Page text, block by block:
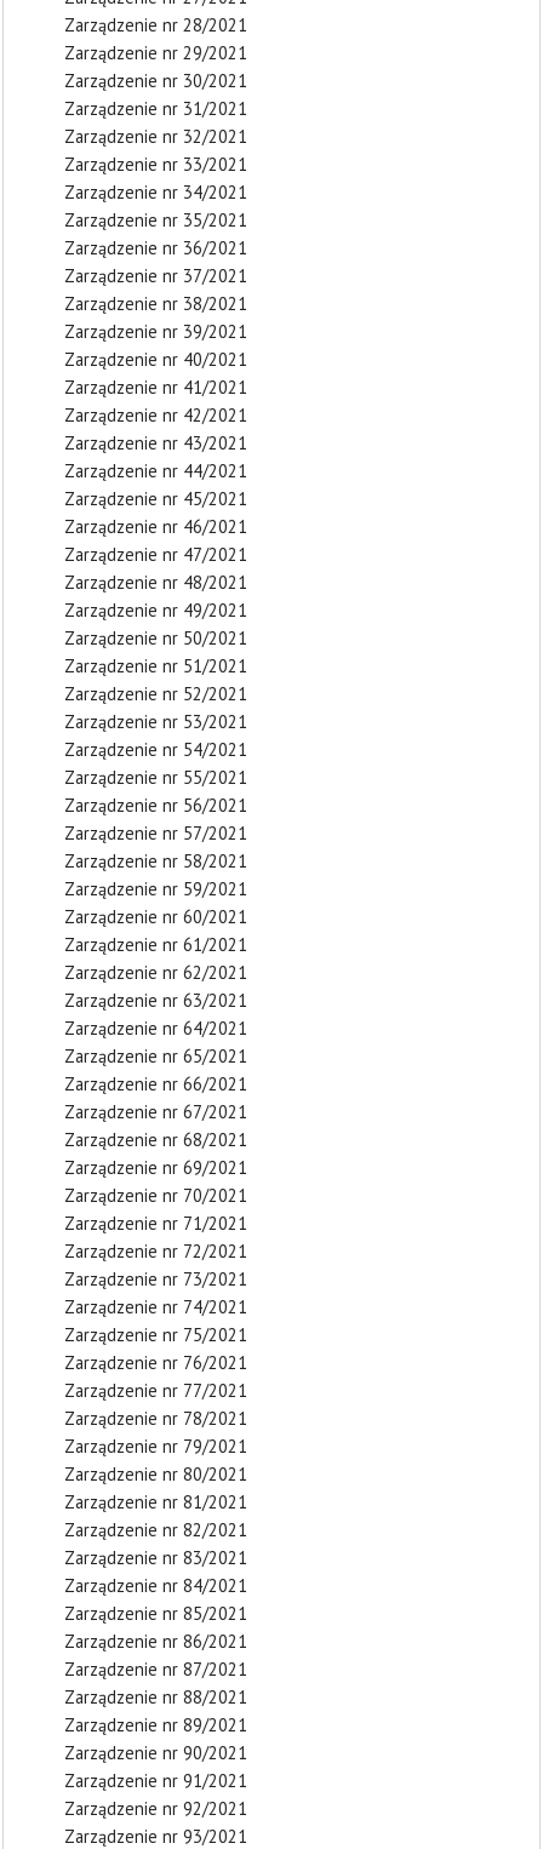
Zarządzenie nr 28/2021
Zarządzenie nr 29/2021
Zarządzenie nr 30/2021
Zarządzenie nr 31/2021
Zarządzenie nr 32/2021
Zarządzenie nr 33/2021
Zarządzenie nr 34/2021
Zarządzenie nr 35/2021
Zarządzenie nr 36/2021
Zarządzenie nr 37/2021
Zarządzenie nr 38/2021
Zarządzenie nr 39/2021
Zarządzenie nr 40/2021
Zarządzenie nr 41/2021
Zarządzenie nr 42/2021
Zarządzenie nr 43/2021
Zarządzenie nr 44/2021
Zarządzenie nr 45/2021
Zarządzenie nr 46/2021
Zarządzenie nr 47/2021
Zarządzenie nr 48/2021
Zarządzenie nr 49/2021
Zarządzenie nr 50/2021
Zarządzenie nr 51/2021
Zarządzenie nr 52/2021
Zarządzenie nr 53/2021
Zarządzenie nr 54/2021
Zarządzenie nr 55/2021
Zarządzenie nr 56/2021
Zarządzenie nr 57/2021
Zarządzenie nr 58/2021
Zarządzenie nr 59/2021
Zarządzenie nr 60/2021
Zarządzenie nr 61/2021
Zarządzenie nr 62/2021
Zarządzenie nr 63/2021
Zarządzenie nr 64/2021
Zarządzenie nr 65/2021
Zarządzenie nr 66/2021
Zarządzenie nr 67/2021
Zarządzenie nr 68/2021
Zarządzenie nr 69/2021
Zarządzenie nr 70/2021
Zarządzenie nr 71/2021
Zarządzenie nr 72/2021
Zarządzenie nr 73/2021
Zarządzenie nr 74/2021
Zarządzenie nr 75/2021
Zarządzenie nr 76/2021
Zarządzenie nr 77/2021
Zarządzenie nr 78/2021
Zarządzenie nr 79/2021
Zarządzenie nr 80/2021
Zarządzenie nr 81/2021
Zarządzenie nr 82/2021
Zarządzenie nr 83/2021
Zarządzenie nr 84/2021
Zarządzenie nr 85/2021
Zarządzenie nr 86/2021
Zarządzenie nr 87/2021
Zarządzenie nr 88/2021
Zarządzenie nr 89/2021
Zarządzenie nr 90/2021
Zarządzenie nr 91/2021
Zarządzenie nr 92/2021
Zarządzenie nr 93/2021